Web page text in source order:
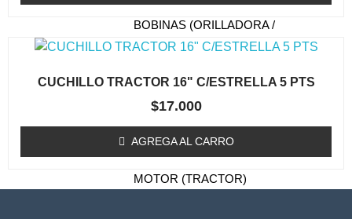
BOBINAS (ORILLADORA /
DESMALEZADORA)
(ORILLADORA/DESMALEZADORA)
OTROS (ORILLADORA
DESMALEZADORA)
TRACTOR
MOTOR (TRACTOR)
CUCHILLO TRACTOR 16" C/ESTRELLA 5 PTS
$17.000
AGREGA AL CARRO